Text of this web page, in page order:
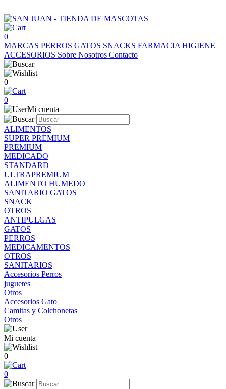
0
MARCAS PERROS GATOS SNACKS FARMACIA HIGIENE
ACCESORIOS Sobre Nosotros Contacto
0
0
Mi cuenta
ALIMENTOS
SUPER PREMIUM
PREMIUM
MEDICADO
STANDARD
ULTRAPREMIUM
ALIMENTO HUMEDO
SANITARIO GATOS
SNACK
OTROS
ANTIPULGAS
GATOS
PERROS
MEDICAMENTOS
OTROS
SANITARIOS
Accesorios Perros
juguetes
Otros
Accesorios Gato
Camitas y Colchonetas
Otros
Mi cuenta
0
0